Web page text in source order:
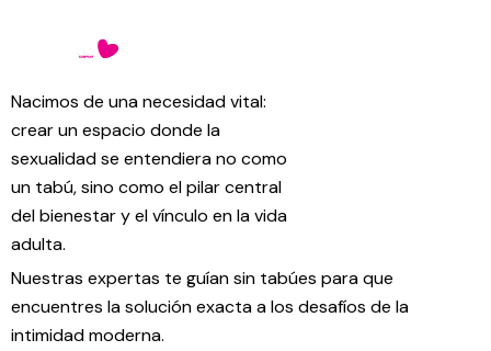
Nacimos de una necesidad vital:
crear un espacio donde la
sexualidad se entendiera no como
un tabú, sino como el pilar central
del bienestar y el vínculo en la vida
adulta.
Nuestras expertas te guían sin tabúes para que
encuentres la solución exacta a los desafíos de la
intimidad moderna.